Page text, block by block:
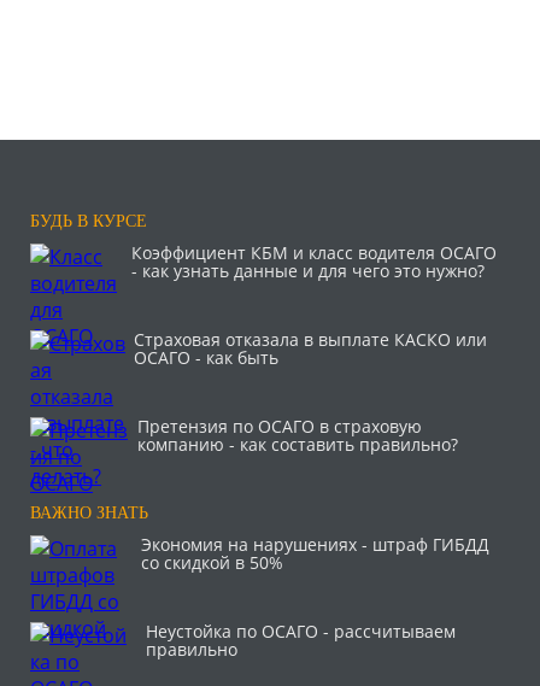
БУДЬ В КУРСЕ
Коэффициент КБМ и класс водителя ОСАГО
- как узнать данные и для чего это нужно?
Страховая отказала в выплате КАСКО или
ОСАГО - как быть
Претензия по ОСАГО в страховую
компанию - как составить правильно?
ВАЖНО ЗНАТЬ
Экономия на нарушениях - штраф ГИБДД
со скидкой в 50%
Неустойка по ОСАГО - рассчитываем
правильно